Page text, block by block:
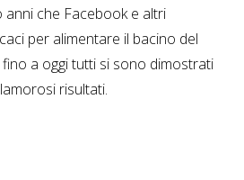
anni che Facebook e altri
per alimentare il bacino del
fino a oggi tutti si sono dimostrati
risultati.